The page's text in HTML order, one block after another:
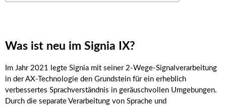
Was ist neu im Signia IX?
Im Jahr 2021 legte Signia mit seiner 2-Wege-Signalverarbeitung
in der AX-Technologie den Grundstein für ein erheblich
verbessertes Sprachverständnis in geräuschvollen Umgebungen.
Durch die separate Verarbeitung von Sprache und